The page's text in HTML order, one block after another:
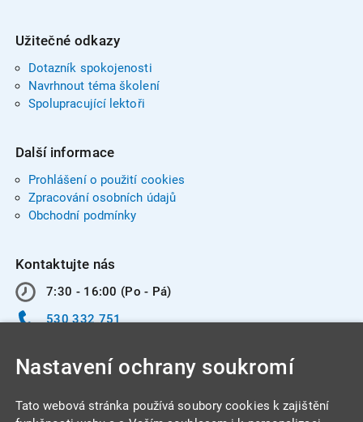
Užitečné odkazy
Dotazník spokojenosti
Navrhnout téma školení
Spolupracující lektoři
Další informace
Prohlášení o použití cookies
Zpracování osobních údajů
Obchodní podmínky
Kontaktujte nás
7:30 - 16:00 (Po - Pá)
530 332 751
Nastavení ochrany soukromí
Tato webová stránka používá soubory cookies k zajištění